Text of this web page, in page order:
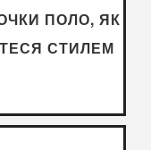
ПОЛО, ЯК
СТИЛЕМ